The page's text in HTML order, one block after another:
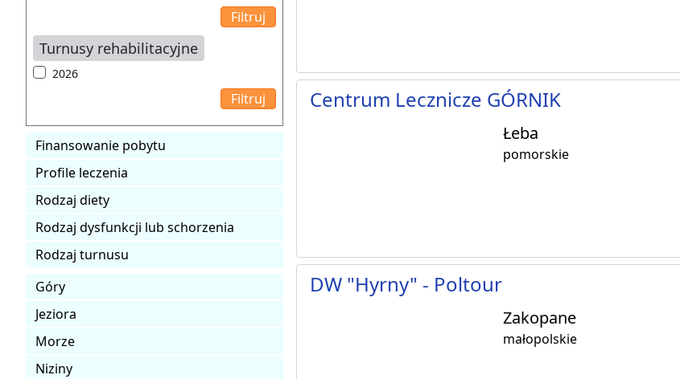
Turnusy rehabilitacyjne
2026
Finansowanie pobytu
Profile leczenia
Rodzaj diety
Rodzaj dysfunkcji lub schorzenia
Rodzaj turnusu
Góry
Jeziora
Morze
Niziny
Centrum Lecznicze GÓRNIK
Łeba
pomorskie
DW "Hyrny" - Poltour
Zakopane
małopolskie